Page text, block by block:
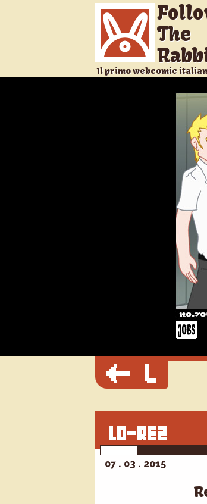
The
Il primo webcomic
07 . 03 . 2015